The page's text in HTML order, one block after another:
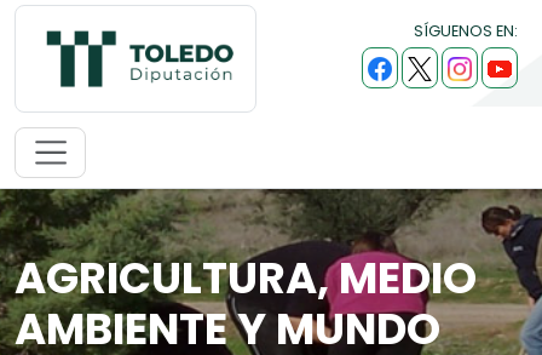
SÍGUENOS EN:
AGRICULTURA, MEDIO
AMBIENTE Y MUNDO